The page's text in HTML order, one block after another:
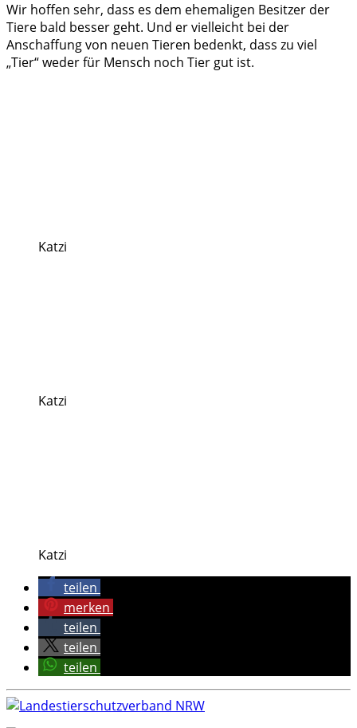
Wir hoffen sehr, dass es dem ehemaligen Besitzer der
Tiere bald besser geht. Und er vielleicht bei der
Anschaffung von neuen Tieren bedenkt, dass zu viel
„Tier“ weder für Mensch noch Tier gut ist.
Katzi
Katzi
Katzi
teilen
merken
teilen
teilen
teilen